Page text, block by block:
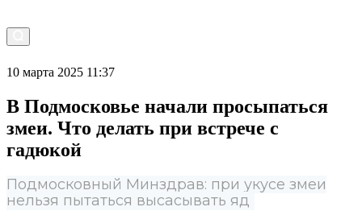
10 марта 2025 11:37
В Подмосковье начали просыпаться
змеи. Что делать при встрече с
гадюкой
Подмосковный Минздрав: при укусе змеи
нельзя пытаться высасывать яд